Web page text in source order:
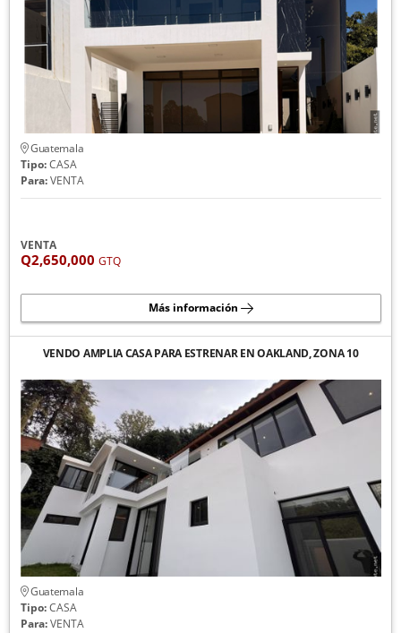
Guatemala
Tipo:CASA
Para:VENTA
VENTA
Q2,650,000 GTQ
Más información
VENDO AMPLIA CASA PARA ESTRENAR EN OAKLAND, ZONA 10
Guatemala
Tipo:CASA
Para:VENTA